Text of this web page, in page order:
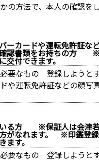
の方法で、本人の確認を
ーカードや運転免許証な
認書類をお持ちの方 ※
交付できます。
要なもの 登録しようと
や運転免許証などの顔写
る方 ※保証人は会津若
がなれます。 ※印鑑登
ます。
要なもの 登録しようと